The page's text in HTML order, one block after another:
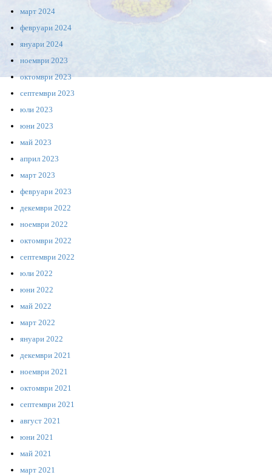
март 2024
февруари 2024
януари 2024
ноември 2023
октомври 2023
септември 2023
юли 2023
юни 2023
май 2023
април 2023
март 2023
февруари 2023
декември 2022
ноември 2022
октомври 2022
септември 2022
юли 2022
юни 2022
май 2022
март 2022
януари 2022
декември 2021
ноември 2021
октомври 2021
септември 2021
август 2021
юни 2021
май 2021
март 2021